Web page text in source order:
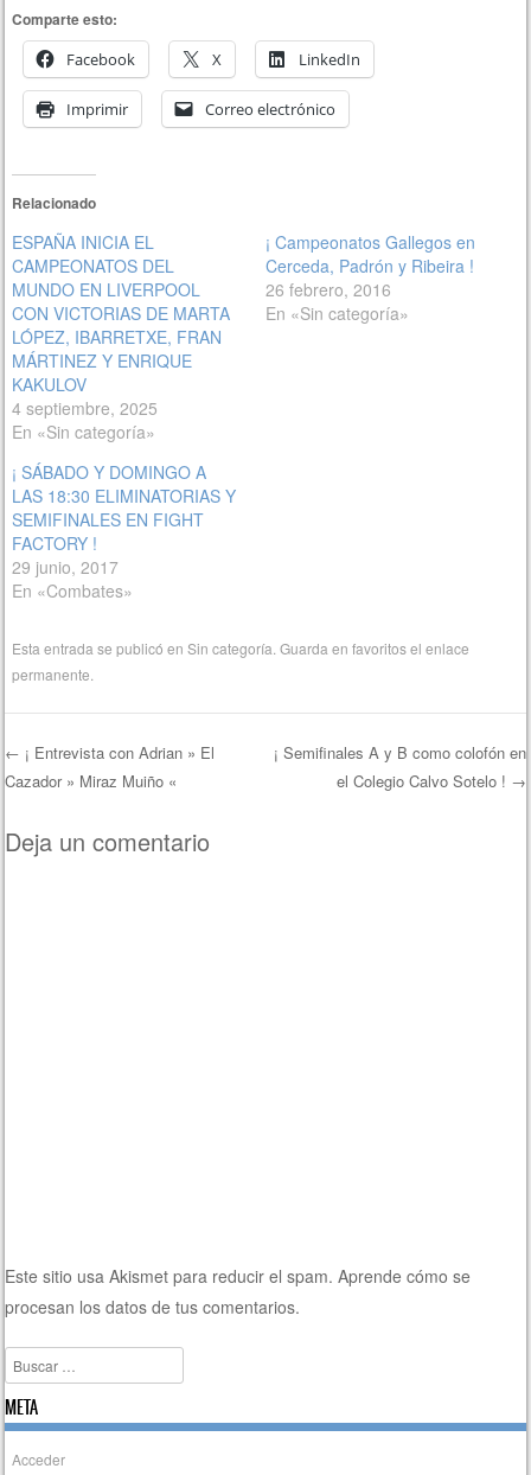
Comparte esto:
Facebook
X LinkedIn
Imprimir Correo electrónico
Relacionado
ESPAÑA INICIA EL
CAMPEONATOS DEL
MUNDO EN LIVERPOOL
CON VICTORIAS DE MARTA
LÓPEZ, IBARRETXE, FRAN
MÁRTINEZ Y ENRIQUE
KAKULOV
4 septiembre, 2025
En «Sin categoría»
¡ Campeonatos Gallegos en
Cerceda, Padrón y Ribeira !
26 febrero, 2016
En «Sin categoría»
¡ SÁBADO Y DOMINGO A
LAS 18:30 ELIMINATORIAS Y
SEMIFINALES EN FIGHT
FACTORY !
29 junio, 2017
En «Combates»
Esta entrada se publicó enSin categoría . Guarda en favoritos elenlace
permanente
Navegación de entradas
← ¡ Entrevista con Adrian » El
Cazador » Miraz Muiño «
¡ Semifinales A y B como colofón en
el Colegio Calvo Sotelo ! →
Deja un comentario
Este sitio usa Akismet para reducir el spam.Aprende cómo se
procesan los datos de tus comentarios.
Buscar
META
Acceder